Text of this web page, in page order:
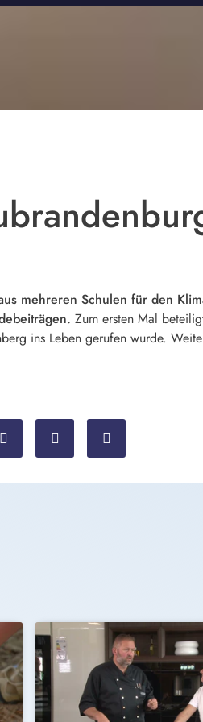
mehreren Schulen für den
Zum ersten Mal
ins Leben gerufen wurde.